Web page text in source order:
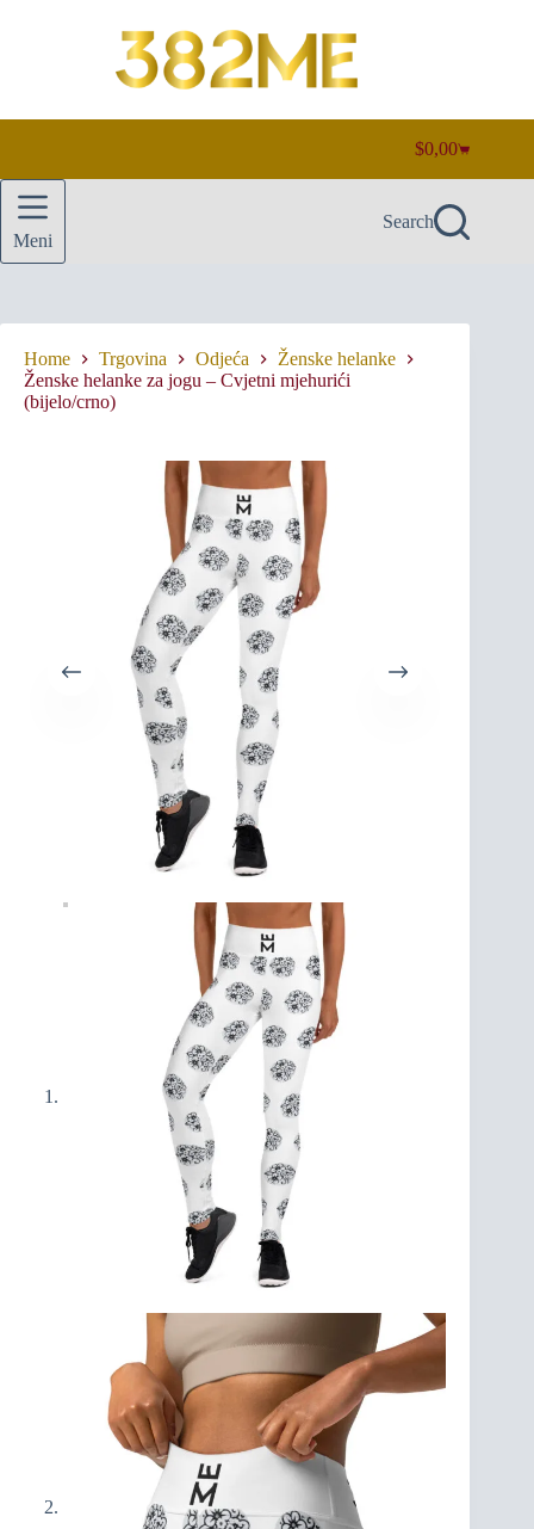
Shopping
cart
$0,00
Meni
Search
Home Trgovina Odjeća
Ženske helanke
Ženske helanke za jogu – Cvjetni mjehurići
(bijelo/crno)